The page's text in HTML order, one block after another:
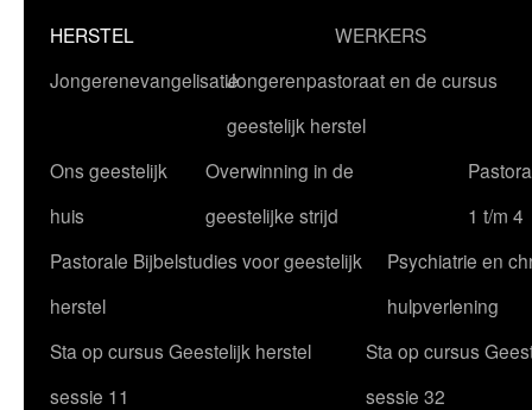
HERSTEL
WERKERS
JongerenevangelisatieJongerenpastoraat en de cursus
geestelijk herstel
Ons geestelijk
huis
Overwinning in de
geestelijke strijd
1 t/m 4
Pastorale Bijbelstudies voor geestelijk
herstel
Psychiatrie en
hulpverlening
Sta op cursus Geestelijk herstel
sessie 11
Sta op cursus
sessie 32